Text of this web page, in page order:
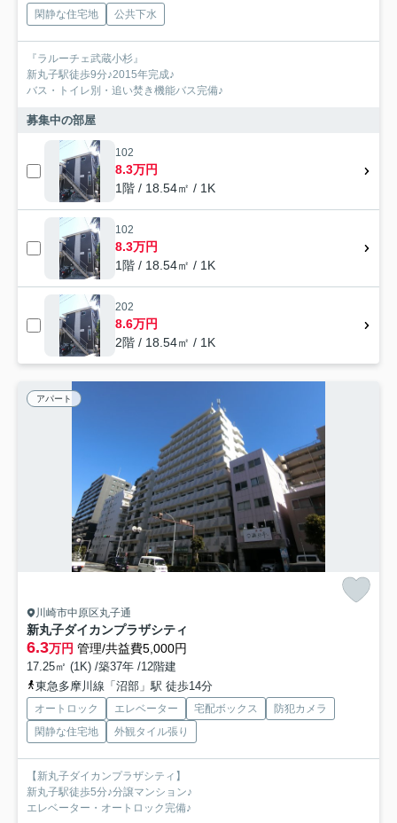
閑静な住宅地 公共下水
『ラルーチェ武蔵小杉』
新丸子駅徒歩9分♪2015年完成♪
バス・トイレ別・追い焚き機能バス完備♪
募集中の部屋
102
8.3万円
1階 / 18.54㎡ / 1K
102
8.3万円
1階 / 18.54㎡ / 1K
202
8.6万円
2階 / 18.54㎡ / 1K
アパート
川崎市中原区丸子通
新丸子ダイカンプラザシティ
6.3万円 管理/共益費5,000円
17.25㎡ (1K) /築37年 /12階建
東急多摩川線「沼部」駅 徒歩14分
オートロック エレベーター 宅配ボックス
防犯カメラ
閑静な住宅地
外観タイル張り
【新丸子ダイカンプラザシティ】
新丸子駅徒歩5分♪分譲マンション♪
エレベーター・オートロック完備♪